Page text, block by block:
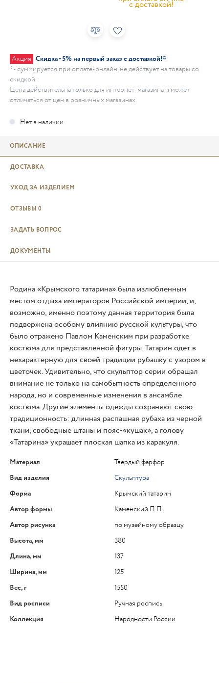
c доставкой!
Акция Скидка - 5% на первый заказ с доставкой!*
* - суммируется при оплате-онлайн, не действует на товары со
скидкой.
Цена действительна только для интернет-магазина и может
отличаться от цен в розничных магазинах
ОПИСАНИЕ
ДОСТАВКА
УХОД ЗА ИЗДЕЛИЕМ
ОТЗЫВЫ 0
ЗАДАТЬ ВОПРОС
ДОКУМЕНТЫ
Родина «Крымского татарина» была излюбленным
местом отдыха императоров Российской империи, и,
возможно, именно поэтому данная территория была
подвержена особому влиянию русской культуры, что
было отражено Павлом Каменским при разработке
костюма для представленной фигуры. Татарин одет в
нехарактерную для своей традиции рубашку с узором в
цветочек. Удивительно, что скульптор серии обращал
внимание не только на самобытность определенного
народа, но и современные изменения в ансамбле
костюма. Другие элементы одежды сохраняют свою
традиционность: длинная распашная рубаха из черной
ткани, свободные штаны и пояс-«кушак», а голову
«Татарина» украшает плоская шапка из каракуля.
Материал
Твердый фарфор
Вид изделия
Скульптура
Форма
Крымский татарин
Автор формы
Каменский П.П.
Автор рисунка
по музейному образцу
Высота, мм
380
Длина, мм
137
Ширина, мм
125
Вес, г
1550
Вид росписи
Ручная роспись
Коллекция
Народности России